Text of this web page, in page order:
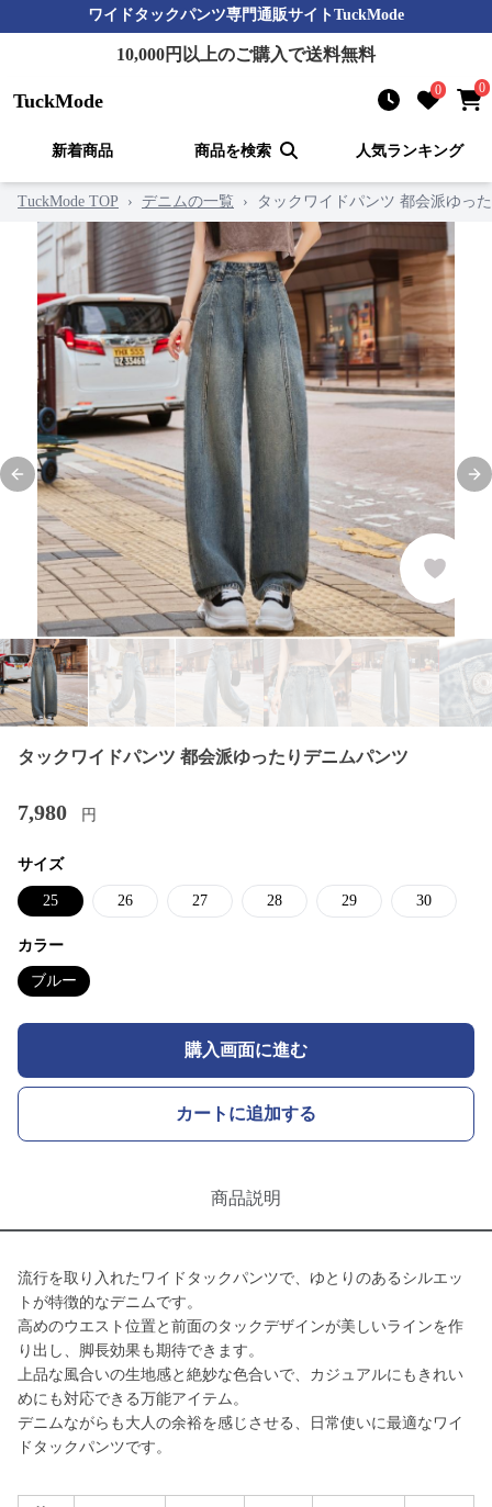
ワイドタックパンツ専門通販サイトTuckMode
10,000円以上のご購入で送料無料
TuckMode 0 0
新着商品 商品を検索 人気ランキング
TuckMode TOP › デニムの一覧 › タックワイドパンツ 都会派ゆっ
Previous slide
タックワイドパンツ 都会派ゆったりデニムパンツ
7,980 円
サイズ
25 26 27 28 29 30
カラー
ブルー
購入画面に進む
カートに追加する
商品説明
流行を取り入れたワイドタックパンツで、ゆとりのあるシルエッ
トが特徴的なデニムです。
高めのウエスト位置と前面のタックデザインが美しいラインを作
り出し、脚長効果も期待できます。
上品な風合いの生地感と絶妙な色合いで、カジュアルにもきれい
めにも対応できる万能アイテム。
デニムながらも大人の余裕を感じさせる、日常使いに最適なワイ
ドタックパンツです。